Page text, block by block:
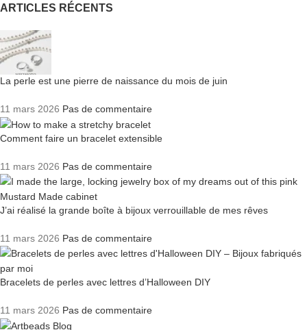
ARTICLES RÉCENTS
La perle est une pierre de naissance du mois de juin
11 mars 2026 Pas de commentaire
Comment faire un bracelet extensible
11 mars 2026 Pas de commentaire
J’ai réalisé la grande boîte à bijoux verrouillable de mes rêves
11 mars 2026 Pas de commentaire
Bracelets de perles avec lettres d’Halloween DIY
11 mars 2026 Pas de commentaire